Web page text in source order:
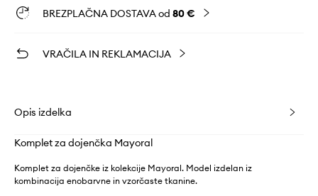
BREZPLAČNA DOSTAVA od 80 €
VRAČILA IN REKLAMACIJA
Opis izdelka
Komplet za dojenčka Mayoral
Komplet za dojenčke iz kolekcije Mayoral. Model izdelan iz
kombinacija enobarvne in vzorčaste tkanine.